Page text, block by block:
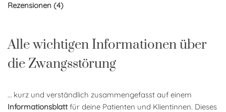
Rezensionen (4)
Alle wichtigen Informationen über
die Zwangsstörung
… kurz und verständlich zusammengefasst auf einem
Informationsblattfür deine Patienten und Klientinnen. Dieses